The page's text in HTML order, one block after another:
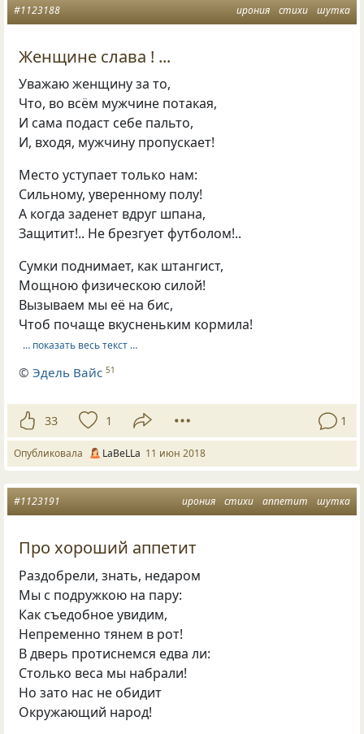
ирония стихи шутка
#1123188
Женщине слава ! ...
Уважаю женщину за то,
Что, во всём мужчине потакая,
И сама подаст себе пальто,
И, входя, мужчину пропускает!
Место уступает только нам:
Сильному, уверенному полу!
А когда заденет вдруг шпана,
Защитит!.. Не брезгует футболом!..
Сумки поднимает, как штангист,
Мощною физическою силой!
Вызываем мы её на бис,
Чтоб почаще вкусненьким кормила!
… показать весь текст …
©Эдель Вайс 51
33 1 1
Опубликовала LaBeLLa 11 июн 2018
ирония стихи аппетит шутка
#1123191
Про хороший аппетит
Раздобрели, знать, недаром
Мы с подружкою на пару:
Как съедобное увидим,
Непременно тянем в рот!
В дверь протиснемся едва ли:
Столько веса мы набрали!
Но зато нас не обидит
Окружающий народ!